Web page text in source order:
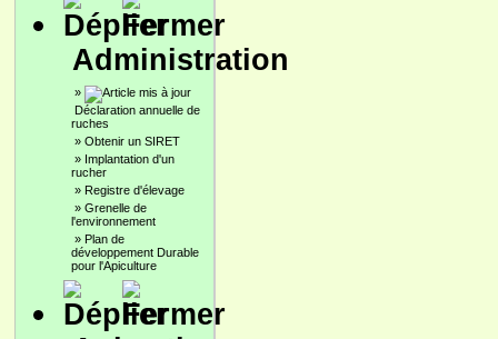
Administration
»
Déclaration annuelle de
ruches
» Obtenir un SIRET
» Implantation d'un
rucher
» Registre d'élevage
» Grenelle de
l'environnement
» Plan de
développement Durable
pour l'Apiculture